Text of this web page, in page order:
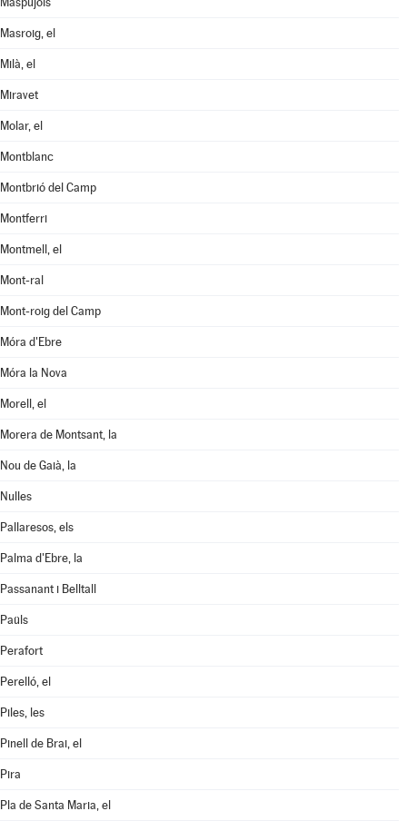
Masroig, el
Milà, el
Miravet
Molar, el
Montblanc
Montbrió del Camp
Montferri
Montmell, el
Mont-ral
Mont-roig del Camp
Móra d'Ebre
Móra la Nova
Morell, el
Morera de Montsant, la
Nou de Gaià, la
Nulles
Pallaresos, els
Palma d'Ebre, la
Passanant i Belltall
Paüls
Perafort
Perelló, el
Piles, les
Pinell de Brai, el
Pira
Pla de Santa Maria, el